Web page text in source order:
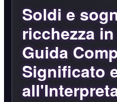
Soldi e
ricchezza
Guida
Significato